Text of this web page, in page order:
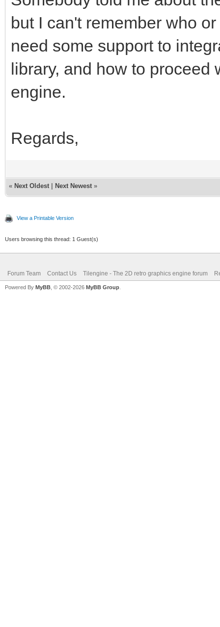
mover_fondo
mover_fondo -=
but I can't remember who
need some support to
library, and how to proceed
engine.
Regards,
« Next Oldest Next Newest »
View a Printable Version
Users browsing this thread: 1 Guest(s)
Forum Team Contact Us Tilengine - The 2D retro graphics engine forum
Powered By MyBB , © 2002-2026 MyBB Group